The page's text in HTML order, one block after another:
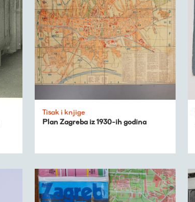
Tisak i knjige
Plan Zagreba iz 1930-ih godina